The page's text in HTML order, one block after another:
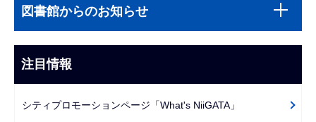
文
こ
ま
で
ブ
ビ
ー
図書館からのお知らせ
注目情報
シティプロモーションページ「What's NiiGATA」